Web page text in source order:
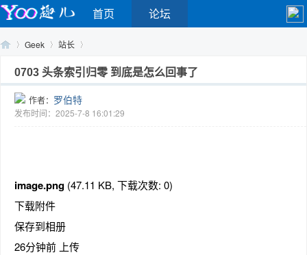
首页 论坛
Geek
›
站长
›
0703 头条索引归零 到底是怎么回事了
作者： 罗伯特
发布时间：2025-7-8 16:01:29
image.png (47.11 KB, 下载次数: 0)
下载附件
保存到相册
26分钟前 上传